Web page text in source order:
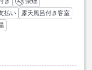
払い
露天風呂付き客室